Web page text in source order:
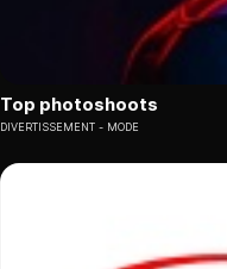
Top photoshoots
DIVERTISSEMENT MODE